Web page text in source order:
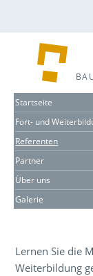
Startseite
Fort- und
Referenten
Partner
Über uns
Galerie
Lernen Sie die
Weiterbildung